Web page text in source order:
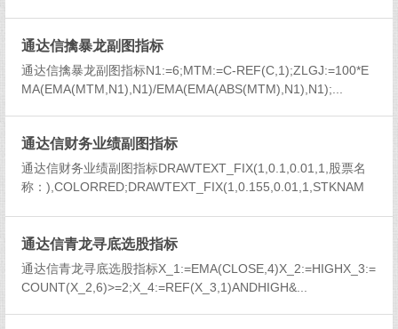
通达信擒暴龙副图指标
通达信擒暴龙副图指标N1:=6;MTM:=C-REF(C,1);ZLGJ:=100*E
MA(EMA(MTM,N1),N1)/EMA(EMA(ABS(MTM),N1),N1);...
通达信财务业绩副图指标
通达信财务业绩副图指标DRAWTEXT_FIX(1,0.1,0.01,1,股票名
称：),COLORRED;DRAWTEXT_FIX(1,0.155,0.01,1,STKNAM
通达信青龙寻底选股指标
通达信青龙寻底选股指标X_1:=EMA(CLOSE,4)X_2:=HIGHX_3:=
COUNT(X_2,6)>=2;X_4:=REF(X_3,1)ANDHIGH&...